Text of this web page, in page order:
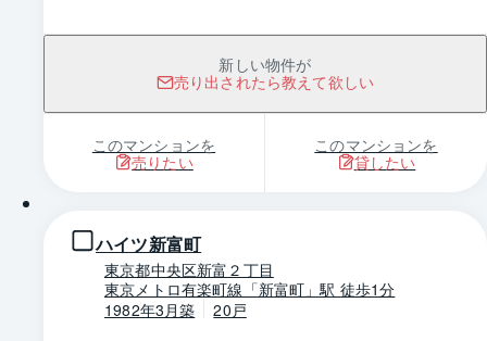
新しい物件が
売り出されたら教えて欲しい
このマンションを
売りたい
このマンションを
貸したい
ハイツ新富町
東京都中央区新富２丁目
東京メトロ有楽町線「新富町」駅 徒歩1分
1982年3月築
20戸